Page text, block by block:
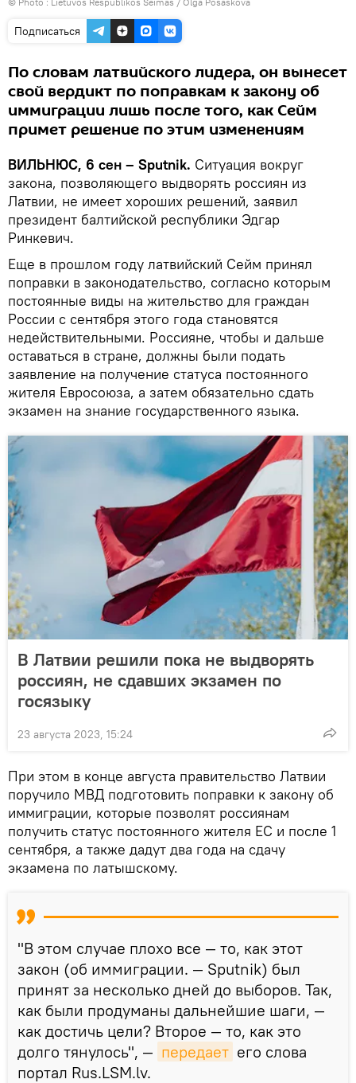
Подписаться
По словам латвийского лидера, он вынесет
свой вердикт по поправкам к закону об
иммиграции лишь после того, как Сейм
примет решение по этим изменениям
ВИЛЬНЮС, 6 сен – Sputnik. Ситуация вокруг
закона, позволяющего выдворять россиян из
Латвии, не имеет хороших решений, заявил
президент балтийской республики Эдгар
Ринкевич.
Еще в прошлом году латвийский Сейм принял
поправки в законодательство, согласно которым
постоянные виды на жительство для граждан
России с сентября этого года становятся
недействительными. Россияне, чтобы и дальше
оставаться в стране, должны были подать
заявление на получение статуса постоянного
жителя Евросоюза, а затем обязательно сдать
экзамен на знание государственного языка.
В Латвии решили пока не выдворять
россиян, не сдавших экзамен по
госязыку
23 августа 2023, 15:24
При этом в конце августа правительство Латвии
поручило МВД подготовить поправки к закону об
иммиграции, которые позволят россиянам
получить статус постоянного жителя ЕС и после 1
сентября, а также дадут два года на сдачу
экзамена по латышскому.
"В этом случае плохо все — то, как этот
закон (об иммиграции. — Sputnik) был
принят за несколько дней до выборов. Так,
как были продуманы дальнейшие шаги, —
как достичь цели? Второе — то, как это
долго тянулось", — передает его слова
портал Rus.LSM.lv.